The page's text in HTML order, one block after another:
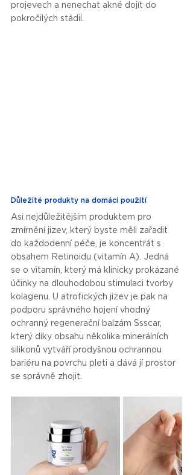
projevech a nenechat akné dojít do
pokročilých stádií.
Důležité produkty na domácí použití
Asi nejdůležitějším produktem pro
zmírnění jizev, který byste měli zařadit
do každodenní péče, je koncentrát s
obsahem Retinoidu (vitamín A). Jedná
se o vitamín, který má klinicky prokázané
účinky na dlouhodobou stimulaci tvorby
kolagenu. U atrofických jizev je pak na
podporu správného hojení vhodný
ochranný regenerační balzám Ssscar,
který díky obsahu několika minerálních
silikonů vytváří prodyšnou ochrannou
bariéru na povrchu pleti a dává jí prostor
se správně zhojit.